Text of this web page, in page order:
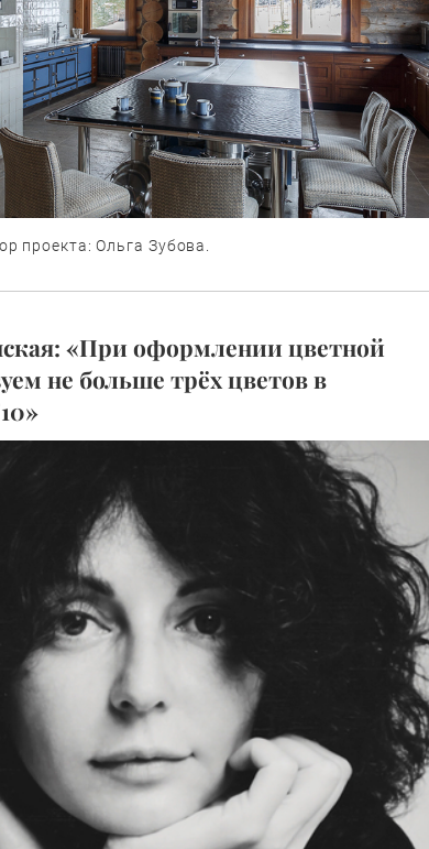
проекта: Ольга Зубова.
«При оформлении цветной
не больше трёх цветов в